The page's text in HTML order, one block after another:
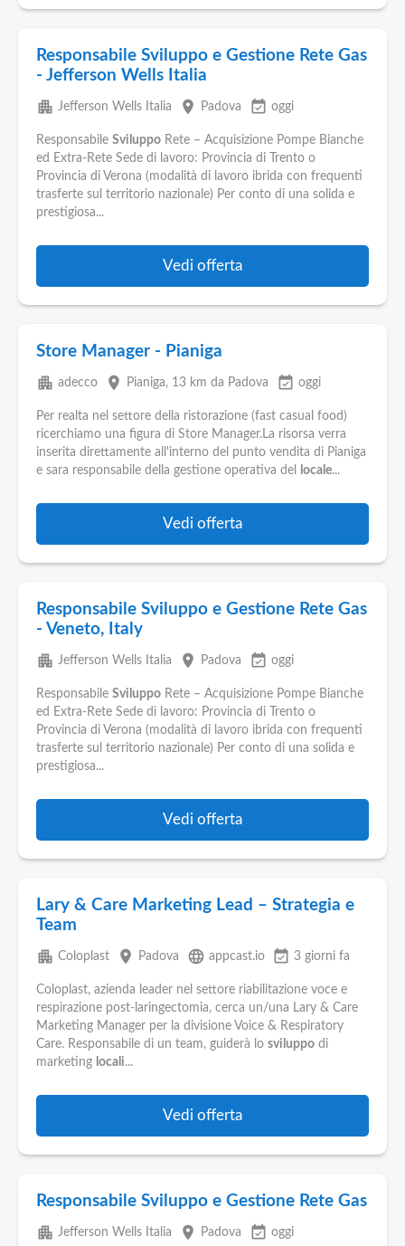
Responsabile Sviluppo e Gestione Rete Gas
- Jefferson Wells Italia
apartment Jefferson Wells Italia place Padova event_available oggi
Responsabile Sviluppo Rete – Acquisizione Pompe Bianche
ed Extra-Rete Sede di lavoro: Provincia di Trento o
Provincia di Verona (modalità di lavoro ibrida con frequenti
trasferte sul territorio nazionale) Per conto di una solida e
prestigiosa...
Vedi offerta
Store Manager - Pianiga
apartment adecco place Pianiga, 13 km da Padova event_available oggi
Per realta nel settore della ristorazione (fast casual food)
ricerchiamo una figura di Store Manager.La risorsa verra
inserita direttamente all'interno del punto vendita di Pianiga
e sara responsabile della gestione operativa del
locale...
Vedi offerta
Responsabile Sviluppo e Gestione Rete Gas
- Veneto, Italy
apartment Jefferson Wells Italia place Padova event_available oggi
Responsabile Sviluppo Rete – Acquisizione Pompe Bianche
ed Extra-Rete Sede di lavoro: Provincia di Trento o
Provincia di Verona (modalità di lavoro ibrida con frequenti
trasferte sul territorio nazionale) Per conto di una solida e
prestigiosa...
Vedi offerta
Lary & Care Marketing Lead – Strategia e
Team
apartment Coloplast place Padova language appcast.io event_available 3 giorni fa
Coloplast, azienda leader nel settore riabilitazione voce e
respirazione post-laringectomia, cerca un/una Lary & Care
Marketing Manager per la divisione Voice & Respiratory
Care. Responsabile di un team, guiderà lo sviluppo di
marketing locali...
Vedi offerta
Responsabile Sviluppo e Gestione Rete Gas
apartment Jefferson Wells Italia place Padova event_available oggi